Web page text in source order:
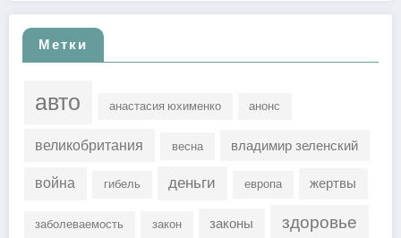
Метки
авто анастасия юхименко анонс
великобритания весна владимир зеленский
война гибель деньги европа жертвы
заболеваемость закон законы здоровье